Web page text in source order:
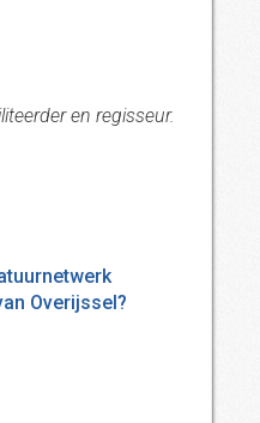
en regisseur.
Overijssel?